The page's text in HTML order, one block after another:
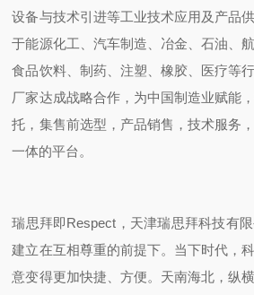
设备与技术引进等工业技术应用及产品
于能源化工、汽车制造、冶金、石油、
食品饮料、制药、注塑、橡胶、医疗等
厂家达成战略合作，为中国制造业赋能
托，集售前选型，产品销售，技术服务
一体的平台。
瑞思拜即Respect，天津瑞思拜科技有
建立在互相尊重的前提下。当下时代，
意变得更加快捷、方便。天南海北，纵